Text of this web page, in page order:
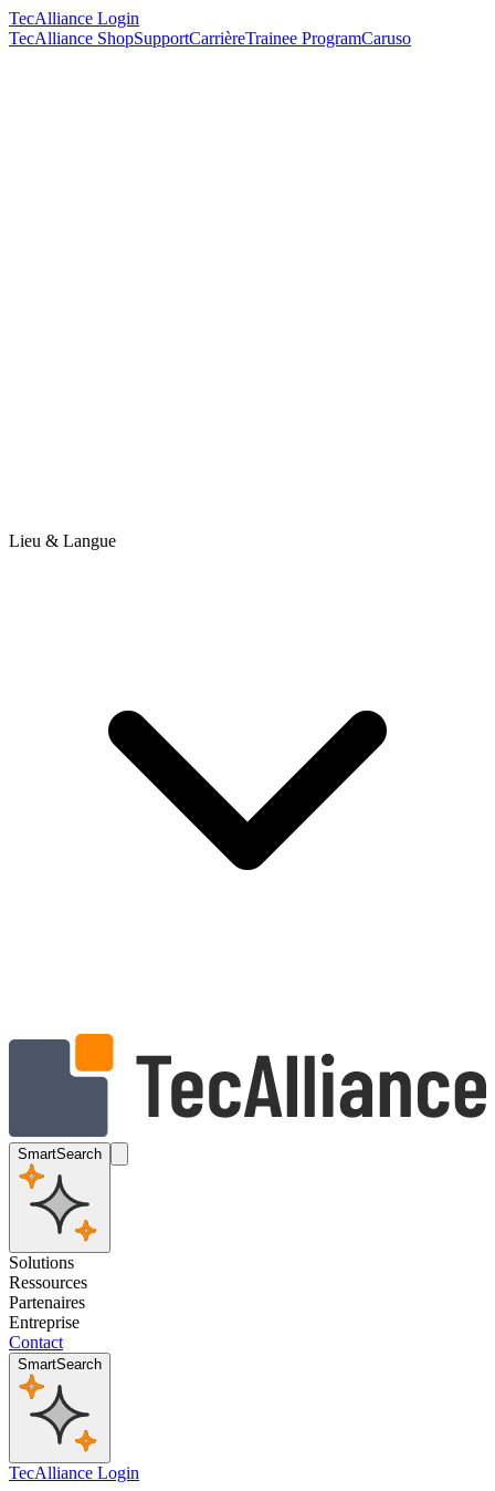
TecAlliance Login
TecAlliance ShopSupportCarrièreTrainee ProgramCaruso
Lieu & Langue
SmartSearch
Solutions
Ressources
Partenaires
Entreprise
Contact
SmartSearch
TecAlliance Login